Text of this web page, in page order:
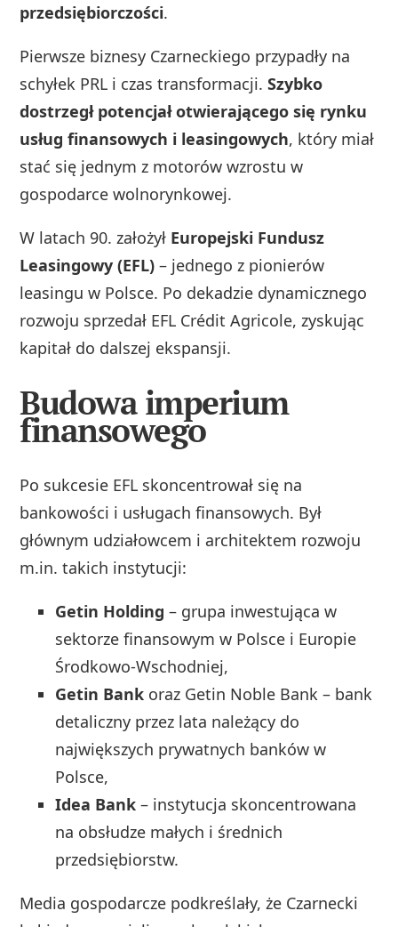
przedsiębiorczości.
Pierwsze biznesy Czarneckiego przypadły na
schyłek PRL i czas transformacji.Szybko
dostrzegł potencjał otwierającego się rynku
usług finansowych i leasingowych, który miał
stać się jednym z motorów wzrostu w
gospodarce wolnorynkowej.
W latach 90. założył Europejski Fundusz
Leasingowy (EFL) – jednego z pionierów
leasingu w Polsce. Po dekadzie dynamicznego
rozwoju sprzedał EFL Crédit Agricole, zyskując
kapitał do dalszej ekspansji.
Budowa imperium
finansowego
Po sukcesie EFL skoncentrował się na
bankowości i usługach finansowych. Był
głównym udziałowcem i architektem rozwoju
m.in. takich instytucji:
Getin Holding – grupa inwestująca w
sektorze finansowym w Polsce i Europie
Środkowo‑Wschodniej,
Getin Bank oraz Getin Noble Bank – bank
detaliczny przez lata należący do
największych prywatnych banków w
Polsce,
Idea Bank – instytucja skoncentrowana
na obsłudze małych i średnich
przedsiębiorstw.
Media gospodarcze podkreślały, że Czarnecki